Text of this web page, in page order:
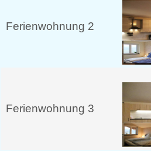
Ferienwohnung 2
Ferienwohnung 3